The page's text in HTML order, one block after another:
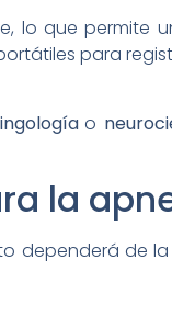
lo que permite
para
o
la
dependerá de